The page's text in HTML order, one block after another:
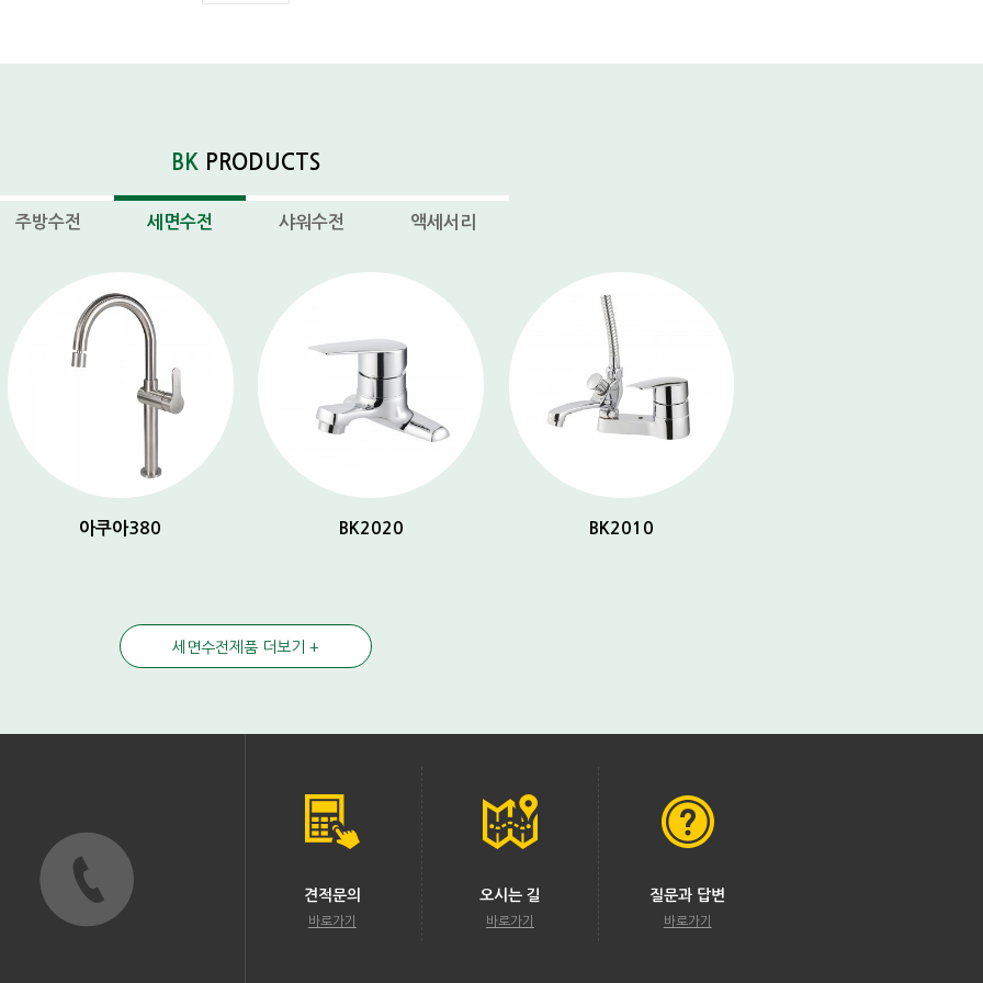
BK PRODUCTS
주방수전 세면수전 샤워수전 액세서리
아쿠아380 BK2020 BK2010
세면수전제품 더보기 +
견적문의
바로가기
오시는 길
바로가기
질문과 답변
바로가기